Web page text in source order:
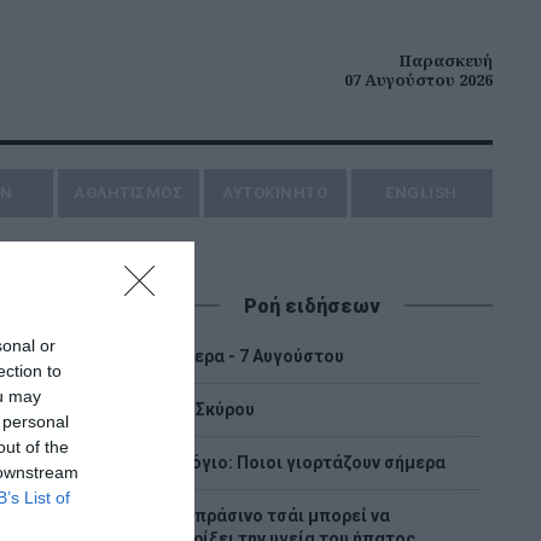
or
to
may
of the
List of
Παρασκευή
07 Αυγούστου 2026
Ροή ειδήσεων
Σαν σήμερα - 7 Αυγούστου
Η Χώρα Σκύρου
Εορτολόγιο: Ποιοι γιορτάζουν σήμερα
Πώς το πράσινο τσάι μπορεί να